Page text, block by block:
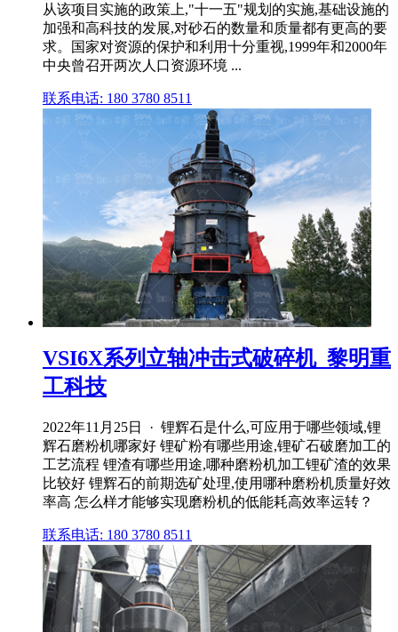
从该项目实施的政策上,"十一五"规划的实施,基础设施的
加强和高科技的发展,对砂石的数量和质量都有更高的要
求。国家对资源的保护和利用十分重视,1999年和2000年
中央曾召开两次人口资源环境 ...
联系电话: 180 3780 8511
VSI6X系列立轴冲击式破碎机_黎明重
工科技
2022年11月25日 · 锂辉石是什么,可应用于哪些领域,锂
辉石磨粉机哪家好 锂矿粉有哪些用途,锂矿石破磨加工的
工艺流程 锂渣有哪些用途,哪种磨粉机加工锂矿渣的效果
比较好 锂辉石的前期选矿处理,使用哪种磨粉机质量好效
率高 怎么样才能够实现磨粉机的低能耗高效率运转？
联系电话: 180 3780 8511